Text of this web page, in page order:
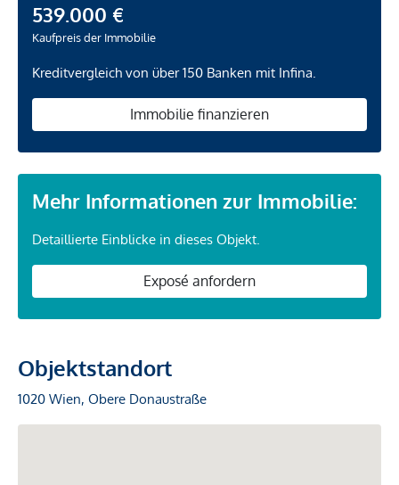
539.000 €
Kaufpreis der Immobilie
Kreditvergleich von über 150 Banken mit Infina.
Immobilie finanzieren
Mehr Informationen zur Immobilie:
Detaillierte Einblicke in dieses Objekt.
Exposé anfordern
Objektstandort
1020 Wien, Obere Donaustraße